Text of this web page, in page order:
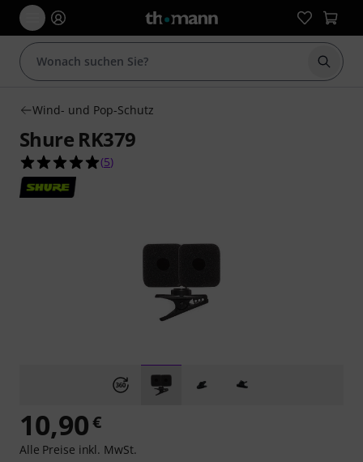
Suche
Wind- und Pop-Schutz
Shure RK379
5.0 von 5 Sternen aus 5 Kundenbewertungen
(5)
10,90€
Alle Preise inkl. MwSt.